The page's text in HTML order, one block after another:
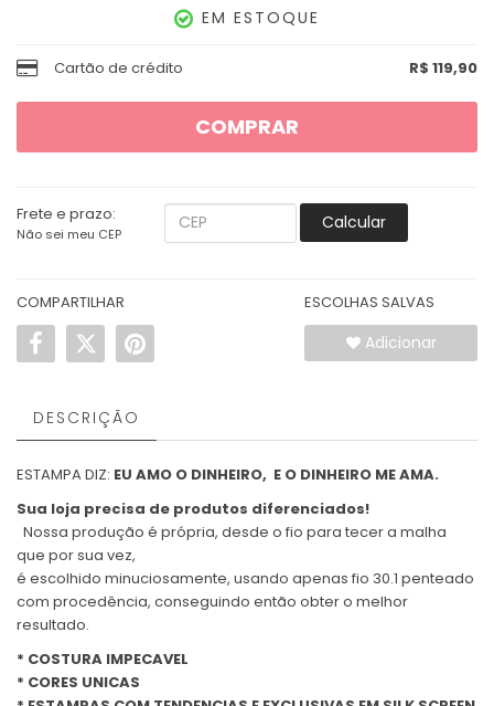
EM ESTOQUE
Cartão de crédito R$ 119,90
COMPRAR
Frete e prazo:
Não sei meu CEP
Calcular
COMPARTILHAR ESCOLHAS SALVAS
Adicionar
DESCRIÇÃO
ESTAMPA DIZ: EU AMO O DINHEIRO, E O DINHEIRO ME AMA.
Sua loja precisa de produtos diferenciados!
Nossa produção é própria, desde o fio para tecer a malha
que por sua vez,
é escolhido minuciosamente, usando apenas fio 30.1 penteado
com procedência, conseguindo então obter o melhor
resultado.
* COSTURA IMPECAVEL
* CORES UNICAS